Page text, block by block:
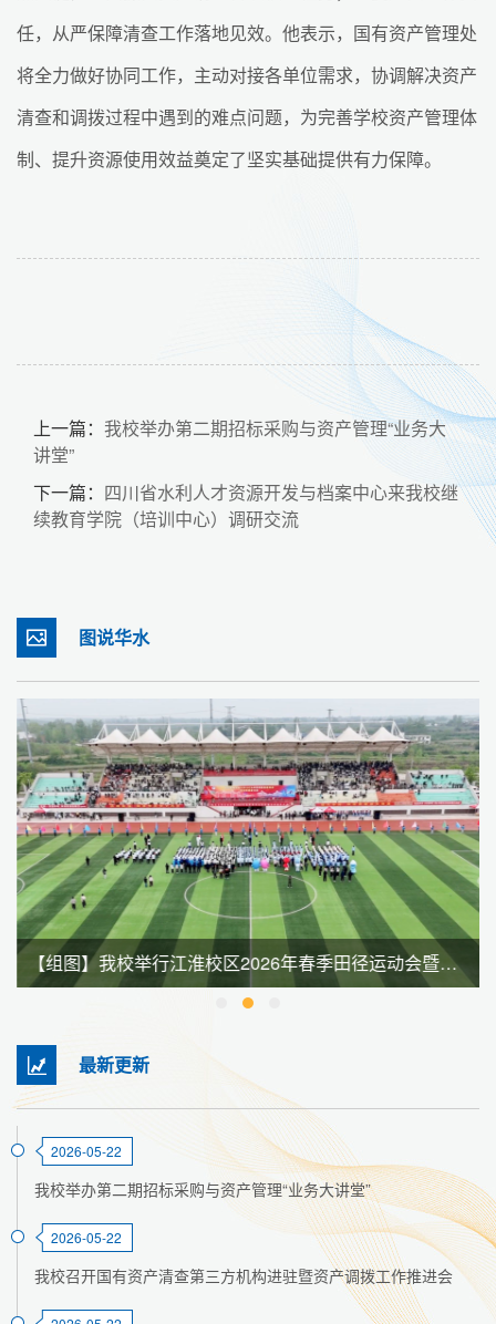
任，从严保障清查工作落地见效。他表示，国有资产管理处
将全力做好协同工作，主动对接各单位需求，协调解决资产
清查和调拨过程中遇到的难点问题，为完善学校资产管理体
制、提升资源使用效益奠定了坚实基础提供有力保障。
上一篇： 我校举办第二期招标采购与资产管理“业务大
讲堂”
下一篇： 四川省水利人才资源开发与档案中心来我校继
续教育学院（培训中心）调研交流
图说华水
【组图】我校举行江淮校区2026年春季田径运动会暨全民健身大会
最新更新
2026-05-22
我校举办第二期招标采购与资产管理“业务大讲堂”
2026-05-22
我校召开国有资产清查第三方机构进驻暨资产调拨工作推进会